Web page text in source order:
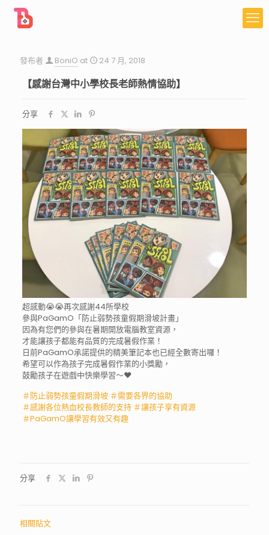
發布者 BoniO at 24 7 月, 2018
【感謝台灣中小學校長老師熱情協助】
分享
超感動😭😭再次感謝44所學校
參與PaGamO「防止弱勢孩童假期滑坡計畫」
因為有您們的參與在暑期開放電腦教室資源，
才能讓孩子都能有品質的完成暑假作業！
日前PaGamO承諾提供的精美筆記本也已經全數寄出囉！
希望可以作為孩子完成暑假作業的小獎勵，
鼓勵孩子在遊戲中快樂學習～❤️
＃防止弱勢孩童假期滑坡 ＃需要各界的協助
＃感謝各位熱血校長教師的支持 ＃讓孩子享有資源
＃PaGamO讓學習有效又有趣
分享
相關貼文